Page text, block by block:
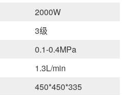
2000W
3级
0.1-0.4MPa
1.3L/min
450*450*335